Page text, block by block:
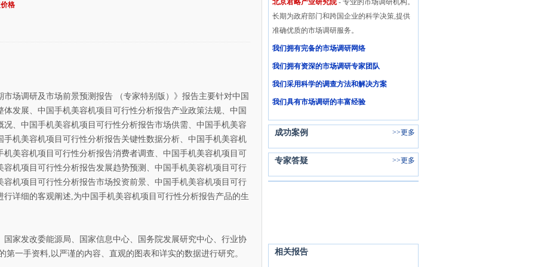
格
调研及市场前景预测报告 （专家特别版）》报告主要针对中国
发展、中国手机美容机项目可行性分析报告产业政策法规、中国
、中国手机美容机项目可行性分析报告市场供需、中国手机美容
机美容机项目可行性分析报告关键性数据分析、中国手机美容机
美容机项目可行性分析报告消费者调查、中国手机美容机项目可
机项目可行性分析报告发展趋势预测、中国手机美容机项目可行
机项目可行性分析报告市场投资前景、中国手机美容机项目可行
详细的客观阐述,为中国手机美容机项目可行性分析报告产品的生
发改委能源局、国家信息中心、国务院发展研究中心、行业协
一手资料,以严谨的内容、直观的图表和详实的数据进行研究。
北京君略产业研究院- 专业的市场调研机构。
长期为政府部门和跨国企业的科学决策,提供
准确优质的市场调研服务。
我们拥有完备的市场调研网络
我们拥有资深的市场调研专家团队
我们采用科学的调查方法和解决方案
我们具有市场调研的丰富经验
成功案例 >>更多
专家答疑 >>更多
相关报告